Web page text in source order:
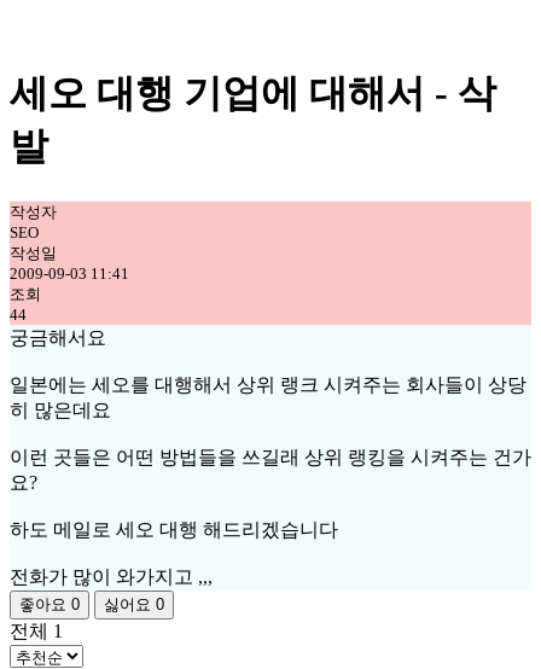
세오 대행 기업에 대해서 - 삭
발
작성자
SEO
작성일
2009-09-03 11:41
조회
44
궁금해서요
일본에는 세오를 대행해서 상위 랭크 시켜주는 회사들이 상당
히 많은데요
이런 곳들은 어떤 방법들을 쓰길래 상위 랭킹을 시켜주는 건가
요?
하도 메일로 세오 대행 해드리겠습니다
전화가 많이 와가지고 ,,,
좋아요 0 싫어요 0
전체 1